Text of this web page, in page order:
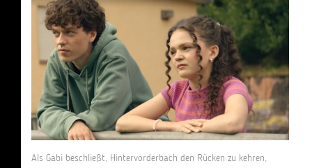
Als Gabi beschließt, Hintervorderbach den Rücken zu kehren,